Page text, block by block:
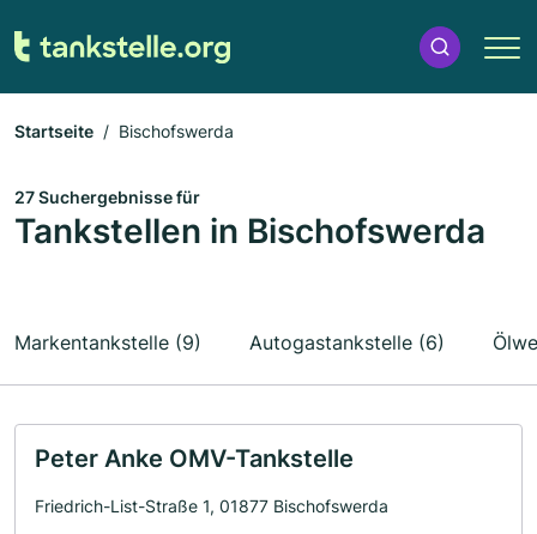
Startseite Bischofswerda
27 Suchergebnisse für
Tankstellen in Bischofswerda
Markentankstelle (9) Autogastankstelle (6)
Peter Anke OMV-Tankstelle
Friedrich-List-Straße 1, 01877 Bischofswerda